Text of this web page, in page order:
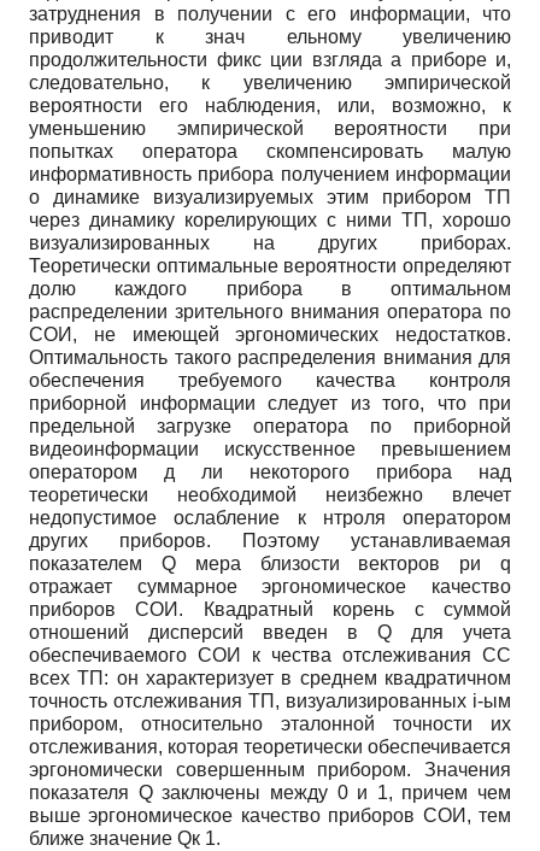
затруднения в получении с его информации, что
приводит к знач ельному увеличению
продолжительности фикс ции взгляда а приборе и,
следовательно, к увеличению эмпирической
вероятности его наблюдения, или, возможно, к
уменьшению эмпирической вероятности при
попытках оператора скомпенсировать малую
информативность прибора получением информации
о динамике визуализируемых этим прибором ТП
через динамику корелирующих с ними ТП, хорошо
визуализированных на других приборах.
Теоретически оптимальные вероятности определяют
долю каждого прибора в оптимальном
распределении зрительного внимания оператора по
СОИ, не имеющей эргономических недостатков.
Оптимальность такого распределения внимания для
обеспечения требуемого качества контроля
приборной информации следует из того, что при
предельной загрузке оператора по приборной
видеоинформации искусственное превышением
оператором д ли некоторого прибора над
теоретически необходимой неизбежно влечет
недопустимое ослабление к нтроля оператором
других приборов. Поэтому устанавливаемая
показателем Q мера близости векторов pиq
отражает суммарное эргономическое качество
приборов СОИ. Квадратный корень с суммой
отношений дисперсий введен в Q для учета
обеспечиваемого СОИ к чества отслеживания СС
всех ТП: он характеризует в среднем квадратичном
точность отслеживания ТП, визуализированных i-ым
прибором, относительно эталонной точности их
отслеживания, которая теоретически обеспечивается
эргономически совершенным прибором. Значения
показателя Qзаключены между 0 и 1, причем чем
выше эргономическое качество приборов СОИ, тем
ближе значение Qк 1.